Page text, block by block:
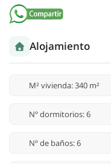
Alojamiento
M² vivienda: 340 m²
Nº dormitorios: 6
Nº de baños: 6